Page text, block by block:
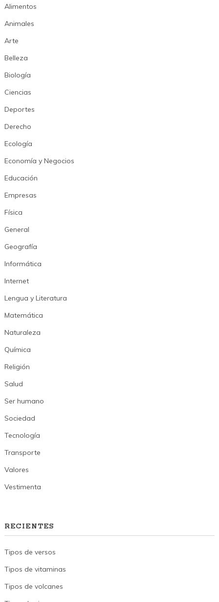
Alimentos
Animales
Arte
Belleza
Biología
Ciencias
Deportes
Derecho
Ecología
Economía y Negocios
Educación
Empresas
Física
General
Geografía
Informática
Internet
Lengua y Literatura
Matemática
Naturaleza
Química
Religión
Salud
Ser humano
Sociedad
Tecnología
Transporte
Valores
Vestimenta
RECIENTES
Tipos de versos
Tipos de vitaminas
Tipos de volcanes